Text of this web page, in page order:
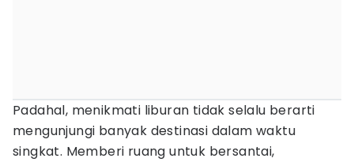
Padahal, menikmati liburan tidak selalu berarti
mengunjungi banyak destinasi dalam waktu
singkat. Memberi ruang untuk bersantai,